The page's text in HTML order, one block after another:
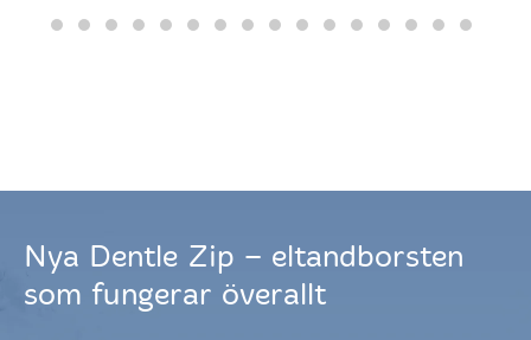
Nya Dentle Zip – eltandborsten
som fungerar överallt